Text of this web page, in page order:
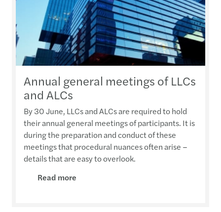
Annual general meetings of LLCs
and ALCs
By 30 June, LLCs and ALCs are required to hold
their annual general meetings of participants. It is
during the preparation and conduct of these
meetings that procedural nuances often arise –
details that are easy to overlook.
Read more